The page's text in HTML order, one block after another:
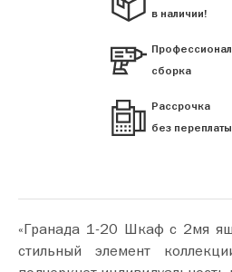
в наличии!
сборка
Рассрочка
без переплаты
«Гранада 1-20 Шкаф с 2мя
стильный элемент